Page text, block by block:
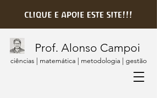
clique e apoie este site!!!
Prof. Alonso Campoi
ciências | matemática | metodologia | gestão